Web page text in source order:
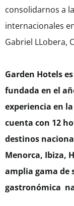
consolidarnos a
internacionales
Gabriel LLobera,
Garden Hotels
fundada en el
experiencia en
cuenta con 12
destinos
Menorca, Ibiza,
amplia gama de
gastronómica